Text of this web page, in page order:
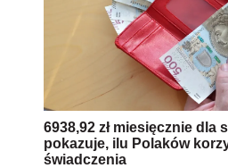
6938,92 zł miesięcznie dla
pokazuje, ilu Polaków
świadczenia